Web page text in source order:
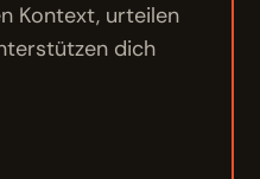
Kontext, urteilen
dich